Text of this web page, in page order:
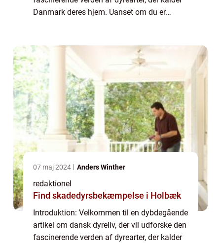
Danmark deres hjem. Uanset om du er
07 maj 2024 Anders Winther
redaktionel
Find skadedyrsbekæmpelse i Holbæk
Introduktion: Velkommen til en dybdegående
artikel om dansk dyreliv, der vil udforske den
fascinerende verden af dyrearter, der kalder